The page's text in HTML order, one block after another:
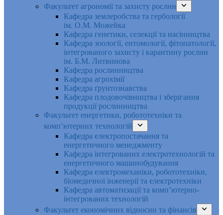
Факультет агрономії та захисту рослин
Кафедра землеробства та гербології
ім. О.М. Можейка
Кафедра генетики, селекції та насінництва
Кафедра зоології, ентомології, фітопатології,
інтегрованого захисту і карантину рослин
ім. Б.М. Литвинова
Кафедра рослинництва
Кафедра агрохімії
Кафедра ґрунтознавства
Кафедра плодовочівництва і зберігання
продукції рослинництва
Факультет енергетики, робототехніки та
комп’ютерних технологій
Кафедра електропостачання та
енергетичного менеджменту
Кафедра інтегрованих електротехнологій та
енергетичного машинобудування
Кафедра електромеханіки, робототехніки,
біомедичної інженерії та електротехніки
Кафедра автоматизації та комп’ютерно-
інтегрованих технологій
Факультет економічних відносин та фінансів